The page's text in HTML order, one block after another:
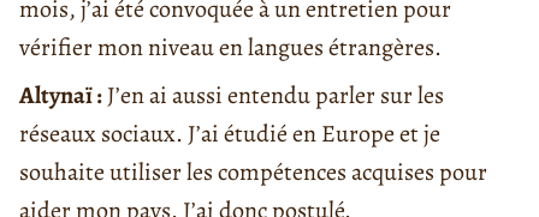
mois, j’ai été convoquée à un entretien pour
vérifier mon niveau en langues étrangères.
Altynaï :J’en ai aussi entendu parler sur les
réseaux sociaux. J’ai étudié en Europe et je
souhaite utiliser les compétences acquises pour